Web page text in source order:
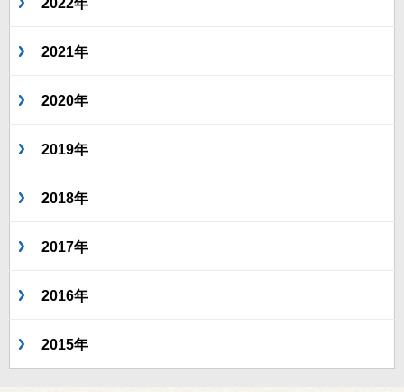
2021年
2020年
2019年
2018年
2017年
2016年
2015年